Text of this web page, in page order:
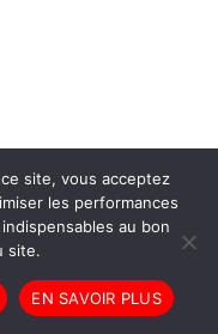
site, vous acceptez
les performances
au bon
site.
EN SAVOIR PLUS